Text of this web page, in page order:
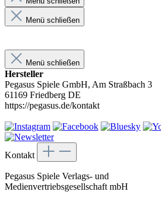
Menü schließen
Menü schließen
Hersteller
Pegasus Spiele GmbH, Am Straßbach 3
61169 Friedberg DE
https://pegasus.de/kontakt
Kontakt
Pegasus Spiele Verlags- und
Medienvertriebsgesellschaft mbH